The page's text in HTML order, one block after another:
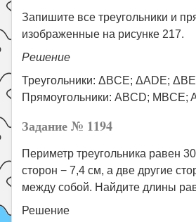
Запишите все треугольники и
изображенные на рисунке 217.
Решение
Треугольники: ΔBCE; ΔADE;
Прямоугольники: ABCD; MBCE;
Задание № 1194
Периметр треугольника равен
сторон − 7,4 см, а две другие
между собой. Найдите длины
Решение